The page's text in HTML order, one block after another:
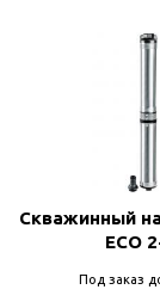
Скважинный
ECO
Под заказ